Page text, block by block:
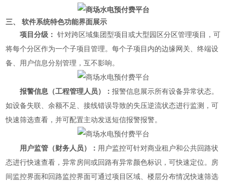
三、 软件系统特色功能界面展示
项目分级： 针对跨区域集团型项目或大型园区分区管理项目，可
将每个分区作为一个子项目管理。每个子项目内的边缘网关、终端设
备、用户信息分别管理，互不影响。
报警信息（工程管理人员）：报警信息展示所有设备异常状态。
如设备失联、余额不足、接线错误导致的失压逆流状态进行监测，可
快速筛选查看，并可配置主动发送短信报警报警。
用户监管（财务人员）： 用户监控可针对商业租户和公共回路状
态进行快速查看，异常房间或回路有异常颜色标识，可快速定位。房
间监控界面和回路监控界面可通过项目区域、楼层分布情况快速筛选